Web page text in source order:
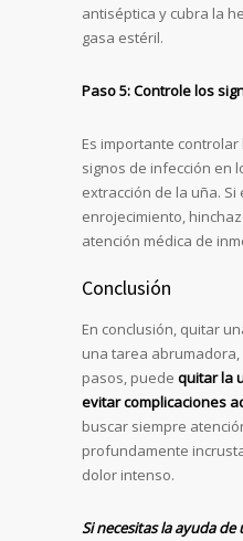
antiséptica y cubra la
gasa estéril.
Paso 5: Controle los
Es importante
signos de infección en
extracción de la uña.
enrojecimiento,
atención médica de
Conclusión
En conclusión, quitar
una tarea
pasos, puede quitar la
evitar complicaciones
buscar siempre
profundamente
dolor intenso.
Si necesitas la ayuda